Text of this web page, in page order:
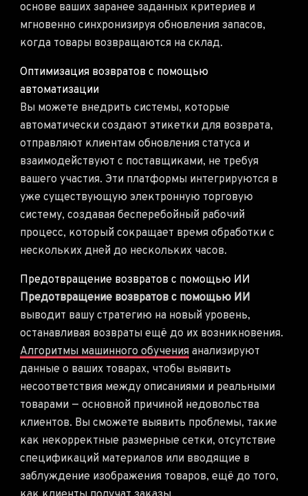
основе ваших заранее заданных критериев и
мгновенно синхронизируя обновления запасов,
когда товары возвращаются на склад.
Оптимизация возвратов с помощью
автоматизации
Вы можете внедрить системы, которые
автоматически создают этикетки для возврата,
отправляют клиентам обновления статуса и
взаимодействуют с поставщиками, не требуя
вашего участия. Эти платформы интегрируются в
уже существующую электронную торговую
систему, создавая бесперебойный рабочий
процесс, который сокращает время обработки с
нескольких дней до нескольких часов.
Предотвращение возвратов с помощью ИИ
Предотвращение возвратов с помощью ИИ
выводит вашу стратегию на новый уровень,
останавливая возвраты ещё до их возникновения.
Алгоритмы машинного обучения анализируют
данные о ваших товарах, чтобы выявить
несоответствия между описаниями и реальными
товарами — основной причиной недовольства
клиентов. Вы сможете выявить проблемы, такие
как некорректные размерные сетки, отсутствие
спецификаций материалов или вводящие в
заблуждение изображения товаров, ещё до того,